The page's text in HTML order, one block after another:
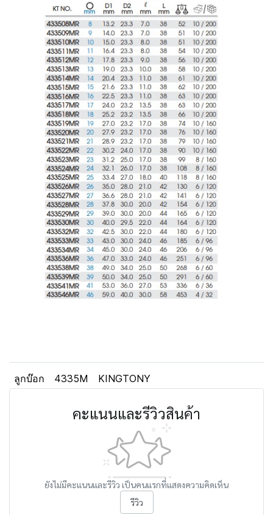
ลูกบ๊อก 4335M KINGTONY
คะแนนและรีวิวสินค้า
ยังไม่มีคะแนนและรีวิว เป็นคนแรกที่แสดงความคิดเห็น
รีวิว